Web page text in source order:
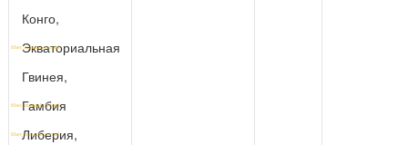
Конго,
Экваториальная
Гвинея,
Гамбия
Либерия,